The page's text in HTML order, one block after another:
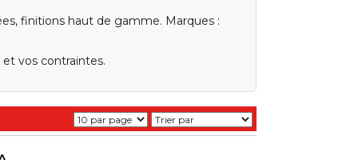
finitions haut de gamme. Marques :
vos contraintes.